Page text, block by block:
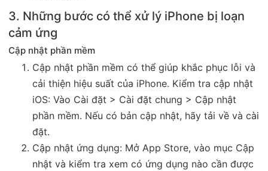
3. Những bước có thể xử lý iPhone bị loạn
cảm ứng
Cập nhật phần mềm
Cập nhật phần mềm có thể giúp khắc phục lỗi và
cải thiện hiệu suất của iPhone. Kiểm tra cập nhật
iOS: Vào Cài đặt > Cài đặt chung > Cập nhật
phần mềm. Nếu có bản cập nhật, hãy tải về và cài
đặt.
Cập nhật ứng dụng: Mở App Store, vào mục Cập
nhật và kiểm tra xem có ứng dụng nào cần được